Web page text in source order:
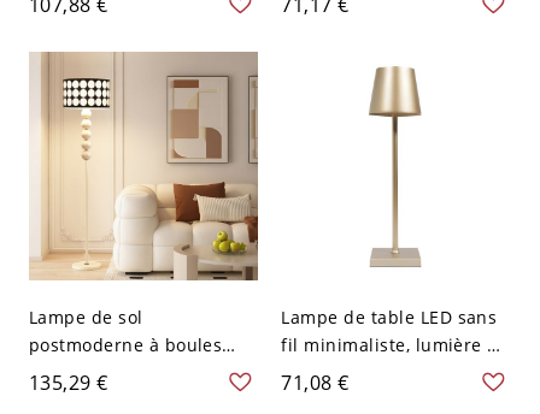
110 V-120 V Vert
lecture en métal réglable
120 V Argent
Lampe de sol
postmoderne à boules
empilées avec abat-jour
en tissu, lumière
135,29 €
Lampe de table LED sans
fil minimaliste, lumière à
batterie rechargeable
avec variateur tactile et
71,08 €